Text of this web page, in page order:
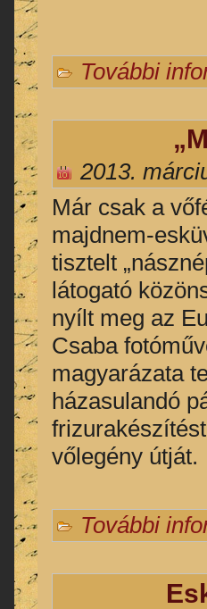
További
2013.
Már csak a
majdnem-
tisztelt
látogató
nyílt meg az
Csaba
magyarázata
házasulandó
vőlegény útját.
További